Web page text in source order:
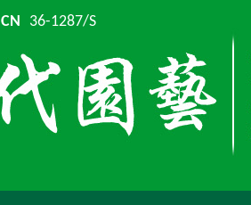
CN 36-1287/S